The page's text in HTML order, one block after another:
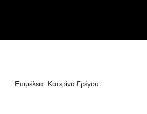
Επιμέλεια: Κατερίνα Γρέγου